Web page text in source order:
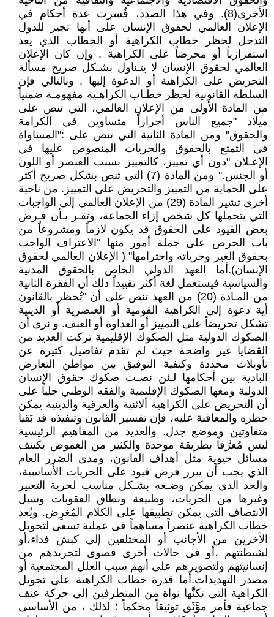
الأخرى(8). وفي هذا الصدد، فُسرت عدة أحكام في
الإعلان العالمي لحقوق الإنسان على أنها تجيز للدول
التدخل لحظر خطاب الكراهية أو الخطاب الذي يعد
استفزازياً أو محرضاً على الكراهية . وإن كان الإعلان
العالمي لحقوق الإنسان لا يتـناول بشـكل صريح مسألة
التحريض على الكراهية أو الدعوة إليها . وبالتالي فإن
السلطة القانونية لحظر خطـاب الكراهـية مفهومـة ضمنياً
من المادة الأولى من الإعلان العالمي، التي تنص على
ميلاد "جميع الناس أحراراً متساوين في الكرامة
والحقوق" ومن المادة الثانية التي تنص على :"المساواة
في التمتع بالحقوق والحريات المنصوص عليها في
الإعـلان "دون أي تمييز، كالتمييز بسبب العنصر أو اللون
أو الجنس." ومن المادة (7) التي تنص بشكل صريح أكثر
على الحماية من التمييز والتحريض على التمييز. من ناحية
أخرى تشير المادة (29) من الإعلان العالمي إلى الواجبات
التي يتحملها كل شخص إزاء الجماعة، وتقـر بـأن فـرض
بعض القيود على الحقوق قد يكون لازماً ومشروعاً من
باب الحرص على جملة أمور منها "الاعتراف الواجب
بحقوق الغير وحرياته واحترامها" ( الإعلان العالمي لحقوق
الإنسان).أما العهد الدولي الخاص بالحقوق المدنية
والسياسية فيستعمل لغة أكثر تقييداً ذلك أن الفقرة الثانية
من المـادة (20) من العهد تنص على أن "تُحظر بالقانون
أية دعوة إلى الكراهية القومية أو العنصرية أو الدينية
تشكل تحريضاً على التمييز أو العداوة أو العنف. و نرى أن
الصكوك الدولية مثل الصكوك الإقليمية تركت العديد من
القضايا غير واضحة حيث لم تقدم تفاصيل كثيرة عن
تأويلات محددة وكيفية التوفيق بين مواطن التعارض
البادية بين أحكامها لـئن نصـت صكوك حقوق الإنسان
الدولية ومعها الصكوك الإقليمية والفقه الوطني جلياً على
أن التحريض على الكراهية ألاثنية والعرقية والدينية يمكن
حظره والمعاقبة عليه، فإن تفسير القانون وتنفيذه قد بَقيا
متفاوتين وموضع جدل. والعديد من المفاهيم الرئيسية
ليس مُعرَّفاً بطريقة موحدة والكثير من الغموض يكتنف
مسائل حيوية مثل أهداف القانون، ومدى الضرر العام
الذي يجب أن يبرر فرض قيود على الحريات الأساسية،
والحد الذي يمكن وضـعه بشـكل مناسب لحرية التعبير
وغيرها من الحريات، وطبيعة ونطاق العقوبات وسبل
الانتصاف التي يمكن تطبيقها على الكلام المُغرِض. ويُعد
خطاب الكراهية عنصراً مساهماً فى عملية تسعى لتحويل
الأخرين من الأجانب أو المختلفين إلى كبش فداء،أو
لشيطنتهم ،أو فى حالات أخرى قصوى لتجريدهم من
إنسانيتهم ولتصويرهم على أنهم سبب العلل المجتمعية أو
مصدر التهديدات.أما قدرة خطاب الكراهية على تحويل
الكراهية التى تكنَّها نواة من المتطرفين إلى حركة عنف
جماعية فأمر موَّثَق توثيقاً محكماً ؛ لذلك ، من الأساسى